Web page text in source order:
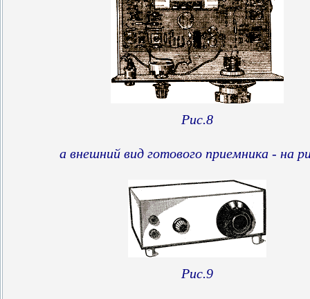
Рис.8
а внешний вид готового приемника - на
Рис.9